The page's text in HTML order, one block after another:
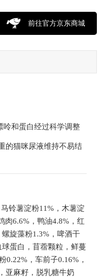
前往官方京东商城
呤和蛋白经过科学调整
的猫咪尿液维持不易结
铃薯淀粉11%，木薯淀
肉6.6%，鸭油4.8%，红
旋藻粉1.3%，啤酒干
蛋白，苜蓿颗粒，鲜蔓
0.22%，车前子0.16%，
亚麻籽，脱乳糖牛奶